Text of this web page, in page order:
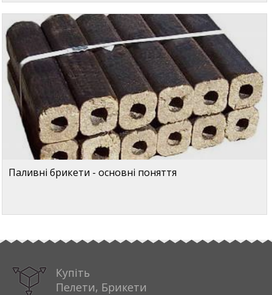
Паливні брикети - основні поняття
Купіть
Пелети, Брикети